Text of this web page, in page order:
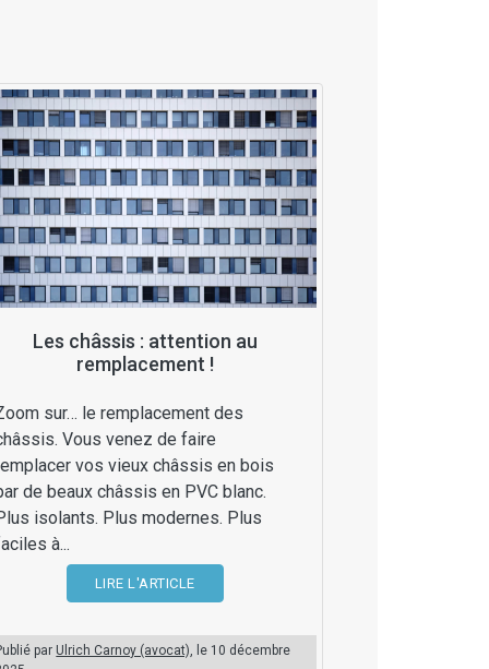
Les châssis : attention au
remplacement !
sur… le remplacement des
Vous venez de faire
vos vieux châssis en bois
de beaux châssis en PVC blanc.
isolants. Plus modernes. Plus
à...
LIRE L'ARTICLE
par Ulrich Carnoy (avocat), le 10 décembre